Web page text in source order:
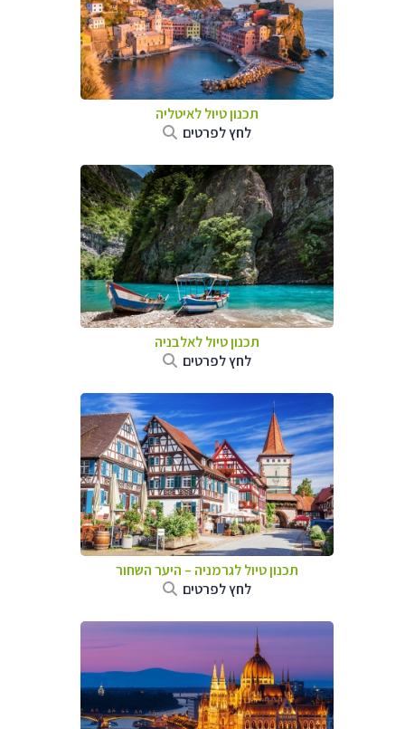
תכנון טיול לאיטליה
לחץ לפרטים
תכנון טיול לאלבניה
לחץ לפרטים
תכנון טיול לגרמניה – היער השחור
לחץ לפרטים